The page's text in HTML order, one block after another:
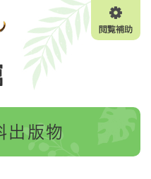
して本文へ
閲
覧
出版物